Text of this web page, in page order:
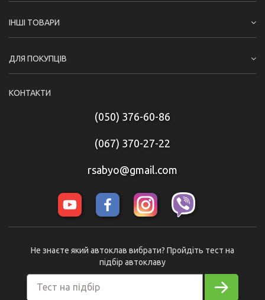
ІНШІ ТОВАРИ
ДЛЯ ПОКУПЦІВ
КОНТАКТИ
(050) 376-60-86
(067) 370-27-22
rsabyo@gmail.com
Тест на підбір
Не знаєте який автоклав вибрати? Пройдіть тест на
підбір автоклаву